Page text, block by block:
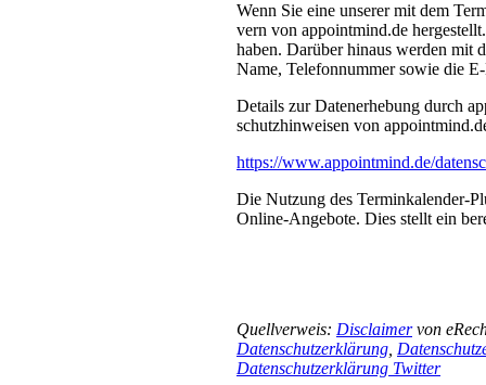
Wenn Sie eine unserer mit dem
vern von appointmind.de
haben. Darü­ber hinaus wer­den mit
Name, Telefonnummer sowie die
De­tails zur Da­ten­er­he­bung durch
schutz­hin­wei­sen von
https://www.appointmind.de/
Die Nutzung des Terminkalender-
Online-An­gebote. Dies stellt ein
Quellverweis: Disclaimervon
Datenschutzerklärung
Datenschutzerklärung Twitter